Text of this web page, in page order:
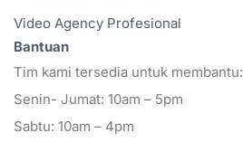
Video Agency Profesional
Bantuan
Tim kami tersedia untuk membantu:
Senin- Jumat: 10am – 5pm
Sabtu: 10am – 4pm